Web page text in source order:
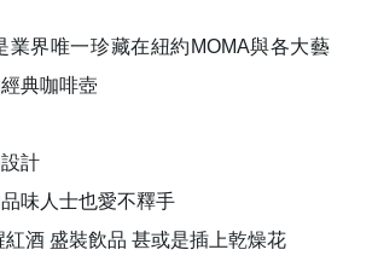
業界唯一珍藏在紐約MOMA與各大藝
典咖啡壺
計
味人士也愛不釋手
紅酒 盛裝飲品 甚或是插上乾燥花